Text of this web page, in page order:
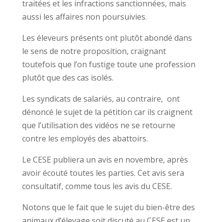
traitées et les infractions sanctionnées, mais
aussi les affaires non poursuivies.
Les éleveurs présents ont plutôt abondé dans
le sens de notre proposition, craignant
toutefois que l’on fustige toute une profession
plutôt que des cas isolés.
Les syndicats de salariés, au contraire, ont
dénoncé le sujet de la pétition car ils craignent
que l’utilisation des vidéos ne se retourne
contre les employés des abattoirs.
Le CESE publiera un avis en novembre, après
avoir écouté toutes les parties. Cet avis sera
consultatif, comme tous les avis du CESE.
Notons que le fait que le sujet du bien-être des